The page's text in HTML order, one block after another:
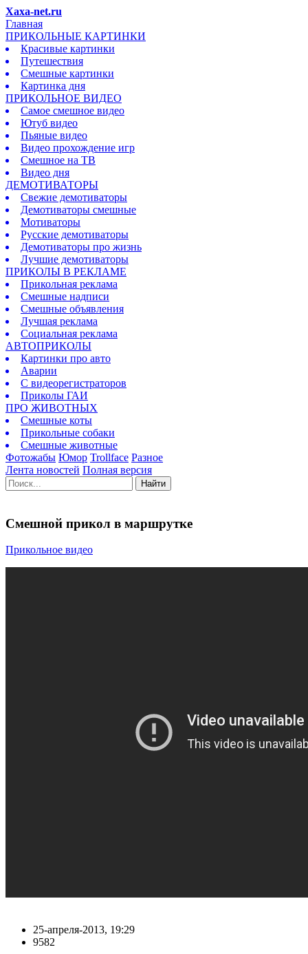
Xaxa-net.ru
Главная
ПРИКОЛЬНЫЕ КАРТИНКИ
Красивые картинки
Путешествия
Смешные картинки
Картинка дня
ПРИКОЛЬНОЕ ВИДЕО
Самое смешное видео
Ютуб видео
Пьяные видео
Видео прохождение игр
Смешное на ТВ
Видео дня
ДЕМОТИВАТОРЫ
Свежие демотиваторы
Демотиваторы смешные
Мотиваторы
Русские демотиваторы
Демотиваторы про жизнь
Лучшие демотиваторы
ПРИКОЛЫ В РЕКЛАМЕ
Прикольная реклама
Смешные надписи
Смешные объявления
Лучшая реклама
Социальная реклама
АВТОПРИКОЛЫ
Картинки про авто
Аварии
С видеорегистраторов
Приколы ГАИ
ПРО ЖИВОТНЫХ
Смешные коты
Прикольные собаки
Смешные животные
Фотожабы Юмор Trollface Разное
Лента новостей Полная версия
Найти
Смешной прикол в маршрутке
Прикольное видео
25-апреля-2013, 19:29
9582